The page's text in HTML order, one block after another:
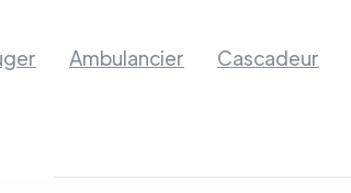
Ambulancier Cascadeur